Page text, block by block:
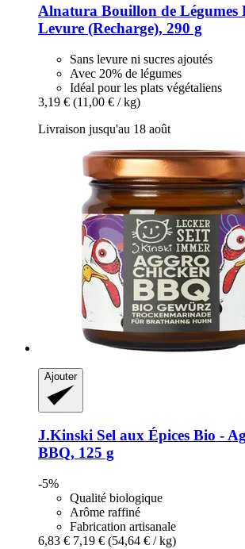
Alnatura Bouillon de Légumes
Levure (Recharge), 290 g
Sans levure ni sucres ajoutés
Avec 20% de légumes
Idéal pour les plats végétaliens
3,19 € (11,00 € / kg)
Livraison jusqu'au 18 août
Ajouter
J.Kinski Sel aux Épices Bio -​
BBQ, 125 g
-5%
Qualité biologique
Arôme raffiné
Fabrication artisanale
6,83 € 7,19 € (54,64 € / kg)